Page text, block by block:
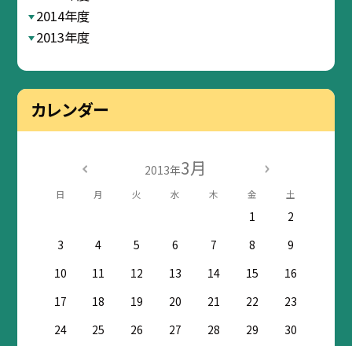
2014年度
2013年度
カレンダー
2013年3月
日 月 火 水 木 金 土
1
2
3
4 5 6 7 8
9
10
11 12 13 14 15
16
17
18 19 20 21 22
23
24
25 26 27 28 29
30